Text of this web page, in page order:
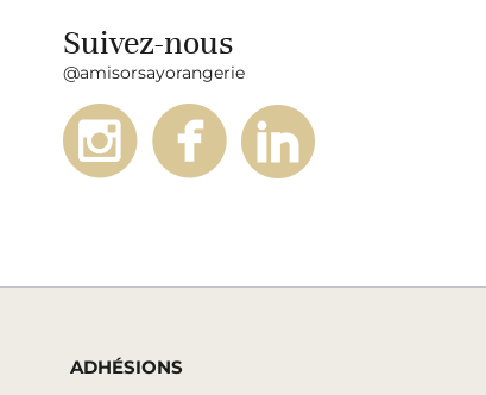
Suivez-nous
@amisorsayorangerie
ADHÉSIONS